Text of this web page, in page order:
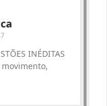
INÉDITAS